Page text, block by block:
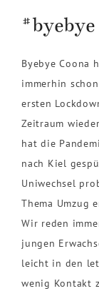
Byebye Coona
immerhin
ersten
Zeitraum
hat die
nach Kiel
Uniwechsel
Thema Umzug
Wir reden
jungen
leicht in den
wenig Kontakt